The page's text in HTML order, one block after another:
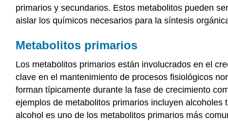
primarios y secundarios. Estos metabolitos pueden
aislar los químicos necesarios para la síntesis
Metabolitos primarios
Los metabolitos primarios están involucrados en el
clave en el mantenimiento de procesos fisiológicos
forman típicamente durante la fase de crecimiento
ejemplos de metabolitos primarios incluyen
alcohol es uno de los metabolitos primarios más